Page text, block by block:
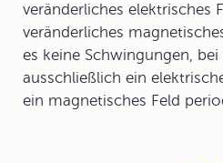
veränderliches elektrisches
veränderliches
es keine Schwingungen, bei
ausschließlich ein
ein magnetisches Feld